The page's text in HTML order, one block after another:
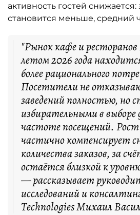
активность гостей снижается:
становится меньше, средний
"Рынок кафе и
летом 2026 года
более рационального
Посетители не
заведений полностью, но
избирательными в
частоте посещений. Рост
частично компенсирует
количества заказов, за
остаётся близкой к
— рассказывает
исследований и
Technologies Михаил